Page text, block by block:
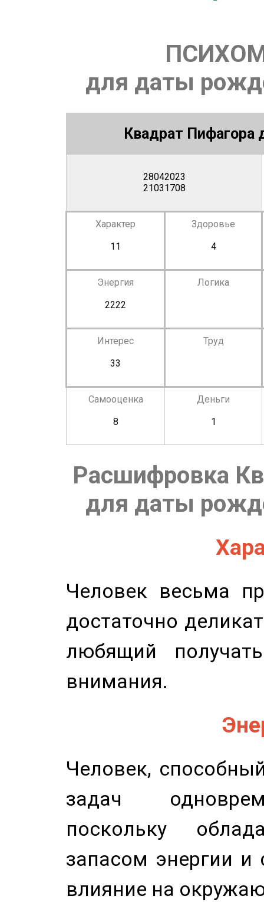
для даты
Квадрат Пифагора
28042023
21031708
Характер
11
Здоровье
4
Энергия
2222
Логика
Интерес
33
Труд
Самооценка
8
Деньги
1
Расшифровка
для даты
Человек весьма
достаточно
любящий
внимания.
Человек,
задач
поскольку
запасом энергии и
влияние на